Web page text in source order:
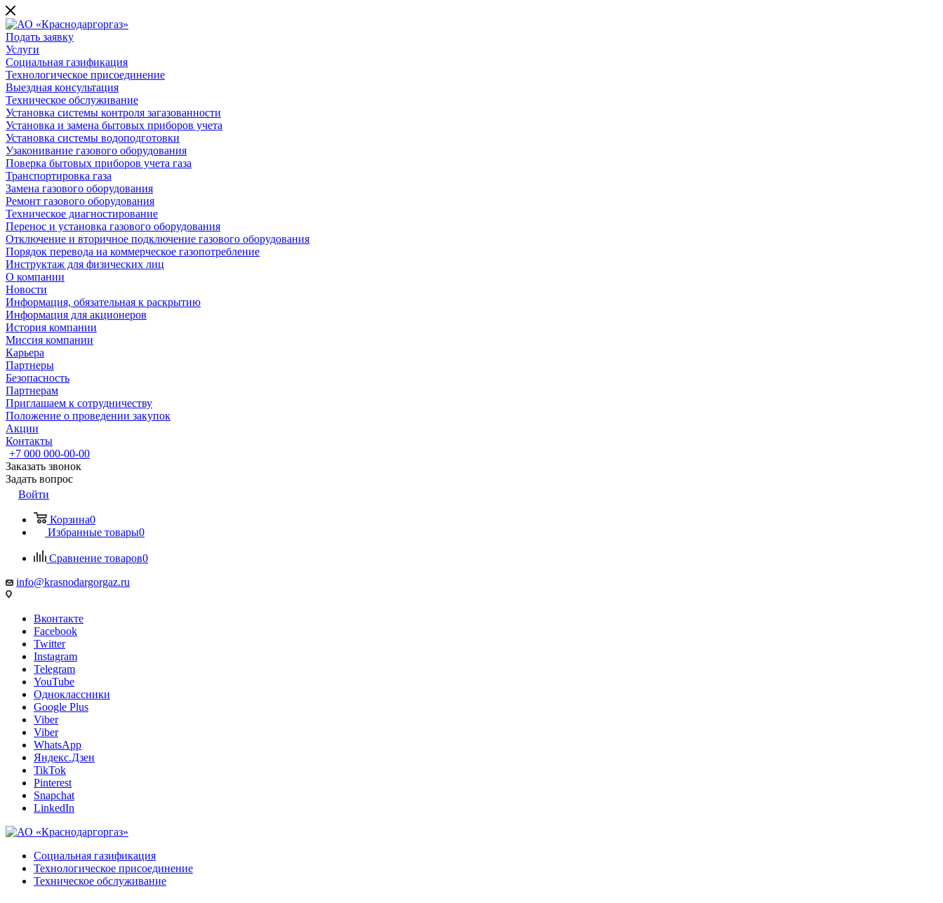
Подать заявку
Услуги
Социальная газификация
Технологическое присоединение
Выездная консультация
Техническое обслуживание
Установка системы контроля загазованности
Установка и замена бытовых приборов учета
Установка системы водоподготовки
Узаконивание газового оборудования
Поверка бытовых приборов учета газа
Транспортировка газа
Замена газового оборудования
Ремонт газового оборудования
Техническое диагностирование
Перенос и установка газового оборудования
Отключение и вторичное подключение газового оборудования
Порядок перевода на коммерческое газопотребление
Инструктаж для физических лиц
О компании
Новости
Информация, обязательная к раскрытию
Информация для акционеров
История компании
Миссия компании
Карьера
Партнеры
Безопасность
Партнерам
Приглашаем к сотрудничеству
Положение о проведении закупок
Акции
Контакты
+7 000 000-00-00
Заказать звонок
Задать вопрос
Войти
Корзина0
Избранные товары0
Сравнение товаров0
info@krasnodargorgaz.ru
Вконтакте
Facebook
Twitter
Instagram
Telegram
YouTube
Одноклассники
Google Plus
Viber
Viber
WhatsApp
Яндекс.Дзен
TikTok
Pinterest
Snapchat
LinkedIn
Социальная газификация
Технологическое присоединение
Техническое обслуживание